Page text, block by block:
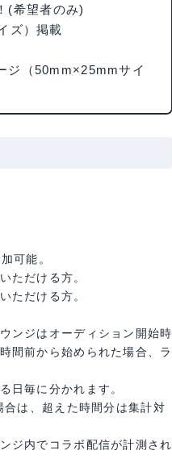
(希望者のみ)
ズ）掲載
ジ（50mm×25mmサイ
可能。
ただける方。
ただける方。
ンジはオーディション開始時
間前から始められた場合、ラ
日毎に分かれます。
は、超えた時間分は集計対
ジ内でコラボ配信が計測され